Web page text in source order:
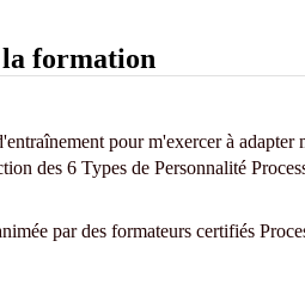
formation
pour m'exercer à
des 6 Types de Personnalité
par des formateurs certifiés